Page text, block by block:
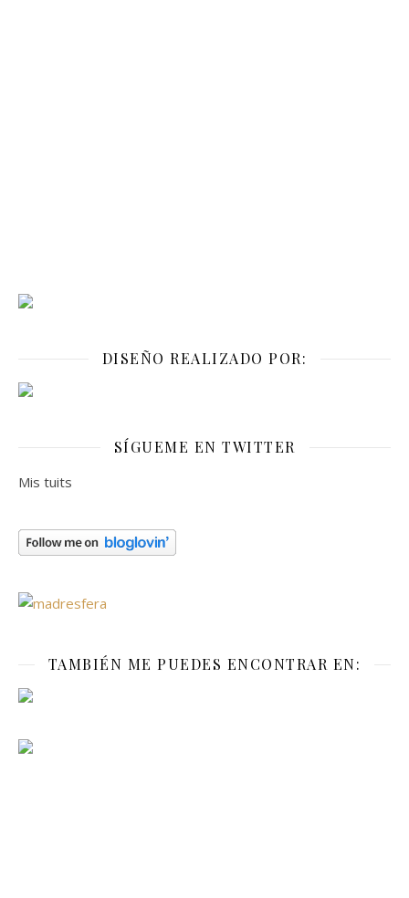
DISEÑO REALIZADO POR:
SÍGUEME EN TWITTER
Mis tuits
TAMBIÉN ME PUEDES ENCONTRAR EN: